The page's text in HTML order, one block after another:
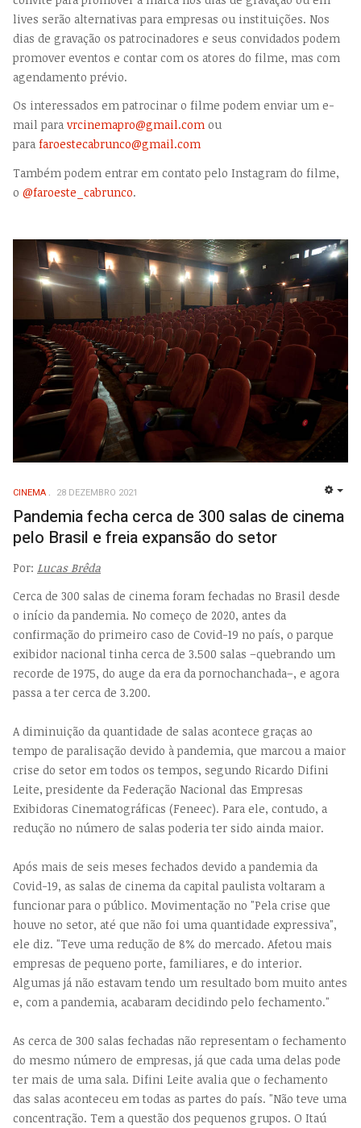
lives serão alternativas para empresas ou instituições. Nos
dias de gravação os patrocinadores e seus convidados podem
promover eventos e contar com os atores do filme, mas com
agendamento prévio.
Os interessados em patrocinar o filme podem enviar um e-
mail para vrcinemapro@gmail.com ou
para faroestecabrunco@gmail.com
Também podem entrar em contato pelo Instagram do filme,
o @faroeste_cabrunco.
CINEMA 28 DEZEMBRO 2021
Pandemia fecha cerca de 300 salas de cinema
pelo Brasil e freia expansão do setor
Por: Lucas Brêda
Cerca de 300 salas de cinema foram fechadas no Brasil desde
o início da pandemia. No começo de 2020, antes da
confirmação do primeiro caso de Covid-19 no país, o parque
exibidor nacional tinha cerca de 3.500 salas –quebrando um
recorde de 1975, do auge da era da pornochanchada–, e agora
passa a ter cerca de 3.200.
A diminuição da quantidade de salas acontece graças ao
tempo de paralisação devido à pandemia, que marcou a maior
crise do setor em todos os tempos, segundo Ricardo Difini
Leite, presidente da Federação Nacional das Empresas
Exibidoras Cinematográficas (Feneec). Para ele, contudo, a
redução no número de salas poderia ter sido ainda maior.
Após mais de seis meses fechados devido a pandemia da
Covid-19, as salas de cinema da capital paulista voltaram a
funcionar para o público. Movimentação no "Pela crise que
houve no setor, até que não foi uma quantidade expressiva",
ele diz. "Teve uma redução de 8% do mercado. Afetou mais
empresas de pequeno porte, familiares, e do interior.
Algumas já não estavam tendo um resultado bom muito antes
e, com a pandemia, acabaram decidindo pelo fechamento."
As cerca de 300 salas fechadas não representam o fechamento
do mesmo número de empresas, já que cada uma delas pode
ter mais de uma sala. Difini Leite avalia que o fechamento
das salas aconteceu em todas as partes do país. "Não teve uma
concentração. Tem a questão dos pequenos grupos. O Itaú